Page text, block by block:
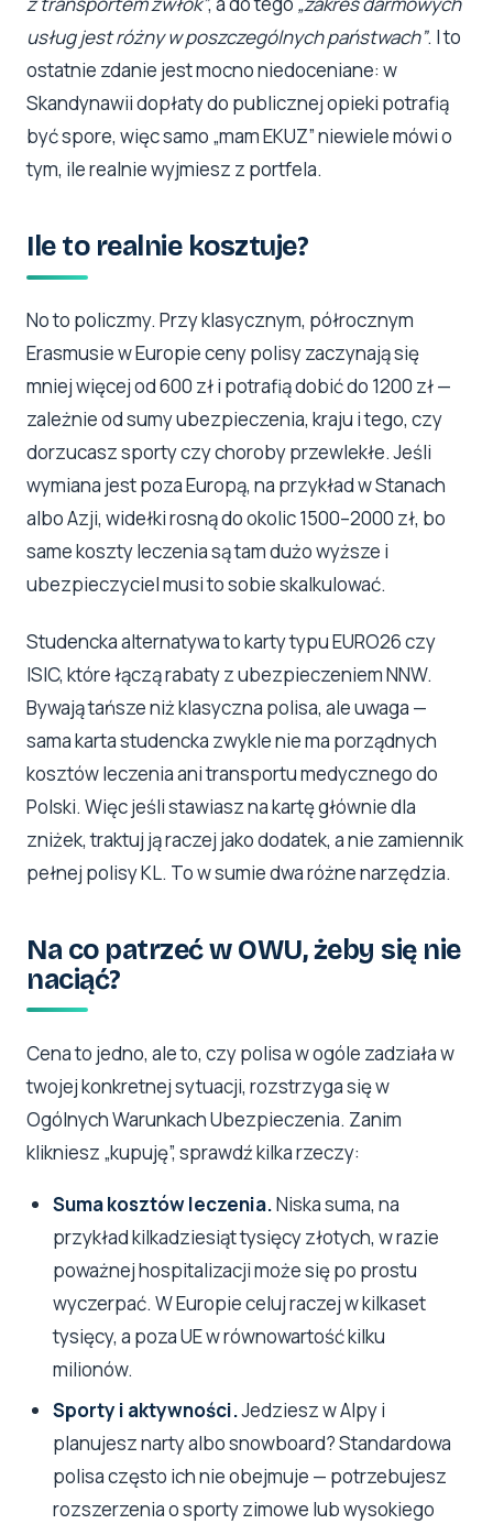
usług jest różny w poszczególnych państwach”. I to
ostatnie zdanie jest mocno niedoceniane: w
Skandynawii dopłaty do publicznej opieki potrafią
być spore, więc samo „mam EKUZ” niewiele mówi o
tym, ile realnie wyjmiesz z portfela.
Ile to realnie kosztuje?
No to policzmy. Przy klasycznym, półrocznym
Erasmusie w Europie ceny polisy zaczynają się
mniej więcej od 600 zł i potrafią dobić do 1200 zł —
zależnie od sumy ubezpieczenia, kraju i tego, czy
dorzucasz sporty czy choroby przewlekłe. Jeśli
wymiana jest poza Europą, na przykład w Stanach
albo Azji, widełki rosną do okolic 1500–2000 zł, bo
same koszty leczenia są tam dużo wyższe i
ubezpieczyciel musi to sobie skalkulować.
Studencka alternatywa to karty typu EURO26 czy
ISIC, które łączą rabaty z ubezpieczeniem NNW.
Bywają tańsze niż klasyczna polisa, ale uwaga —
sama karta studencka zwykle nie ma porządnych
kosztów leczenia ani transportu medycznego do
Polski. Więc jeśli stawiasz na kartę głównie dla
zniżek, traktuj ją raczej jako dodatek, a nie zamiennik
pełnej polisy KL. To w sumie dwa różne narzędzia.
Na co patrzeć w OWU, żeby się nie
naciąć?
Cena to jedno, ale to, czy polisa w ogóle zadziała w
twojej konkretnej sytuacji, rozstrzyga się w
Ogólnych Warunkach Ubezpieczenia. Zanim
klikniesz „kupuję”, sprawdź kilka rzeczy:
Suma kosztów leczenia.Niska suma, na
przykład kilkadziesiąt tysięcy złotych, w razie
poważnej hospitalizacji może się po prostu
wyczerpać. W Europie celuj raczej w kilkaset
tysięcy, a poza UE w równowartość kilku
milionów.
Sporty i aktywności.Jedziesz w Alpy i
planujesz narty albo snowboard? Standardowa
polisa często ich nie obejmuje — potrzebujesz
rozszerzenia o sporty zimowe lub wysokiego